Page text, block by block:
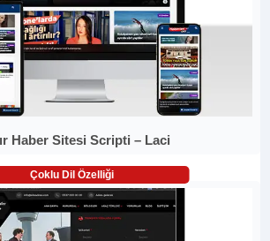
Haber Sitesi Scripti – Laci
Çoklu Dil Özelliği